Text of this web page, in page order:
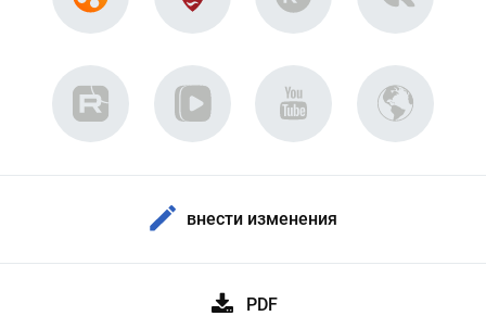
внести изменения
PDF